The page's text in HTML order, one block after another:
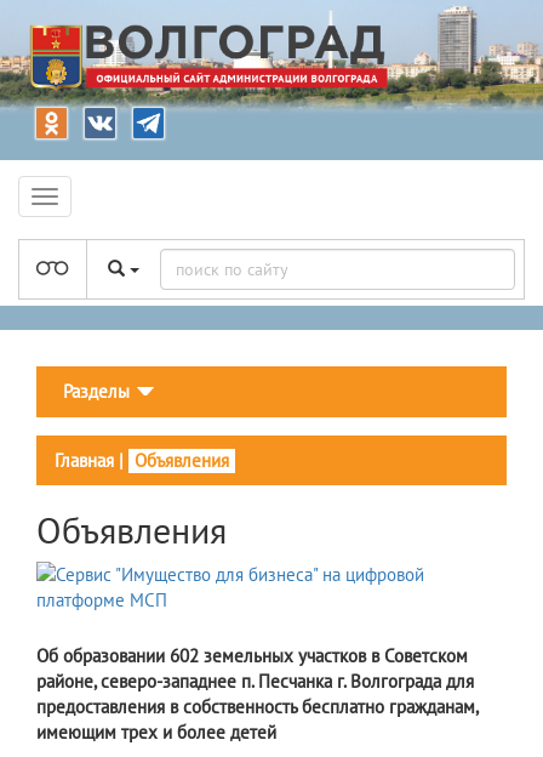
Разделы
Главная | Объявления
Объявления
Об образовании 602 земельных участков в Советском
районе, северо-западнее п. Песчанка г. Волгограда для
предоставления в собственность бесплатно гражданам,
имеющим трех и более детей